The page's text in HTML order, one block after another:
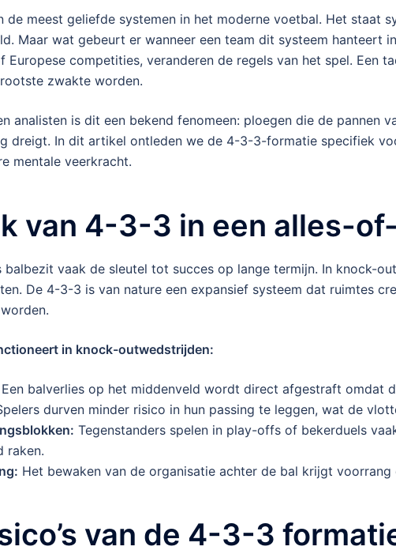
meest geliefde systemen in het moderne voetbal. Het staat
Maar wat gebeurt er wanneer een team dit systeem hanteert
Europese competities, veranderen de regels van het spel. Een
zwakte worden.
analisten is dit een bekend fenomeen: ploegen die de pannen
dreigt. In dit artikel ontleden we de 4-3-3-formatie specifiek
mentale veerkracht.
van 4-3-3 in een alles-
balbezit vaak de sleutel tot succes op lange termijn. In knock-
De 4-3-3 is van nature een expansief systeem dat ruimtes
in knock-outwedstrijden:
Een balverlies op het middenveld wordt direct afgestraft omdat
durven minder risico in hun passing te leggen, wat de
Tegenstanders spelen in play-offs of bekerduels
raken.
Het bewaken van de organisatie achter de bal krijgt voorrang
van de 4-3-3